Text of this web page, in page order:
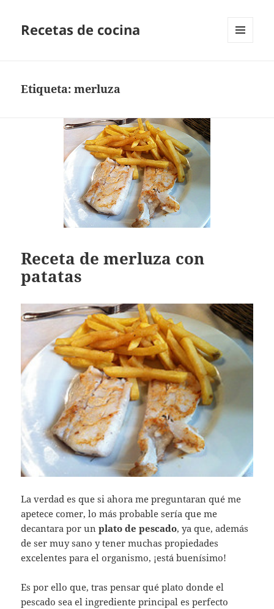
Recetas de cocina
Etiqueta:merluza
Receta de merluza con
patatas
La verdad es que si ahora me preguntaran qué me
apetece comer, lo más probable sería que me
decantara por unplato de pescado, ya que, además
de ser muy sano y tener muchas propiedades
excelentes para el organismo, ¡está buenísimo!
Es por ello que, tras pensar qué plato donde el
pescado sea el ingrediente principal es perfecto